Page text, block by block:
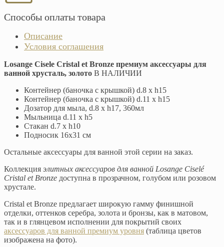
Способы оплаты товара
Описание
Условия соглашения
Losange Cisele Cristal et Bronze премиум аксессуары для
ванной хрусталь, золото В НАЛИЧИИ
Контейнер (баночка с крышкой) d.8 х h15
Контейнер (баночка с крышкой) d.11 х h15
Дозатор для мыла, d.8 х h17, 360мл
Мыльница d.11 х h5
Стакан d.7 х h10
Подносик 16х31 см
Остальные аксессуары для ванной этой серии на заказ.
Коллекция элитных аксессуаров для ванной Losange Ciselé
Cristal et Bronze доступна в прозрачном, голубом или розовом
хрустале.
Cristal et Bronze предлагает широкую гамму финишной
отделки, оттенков серебра, золота и бронзы, как в матовом,
так и в глянцевом исполнении для покрытий своих
аксессуаров для ванной премиум уровня (таблица цветов
изображена на фото).